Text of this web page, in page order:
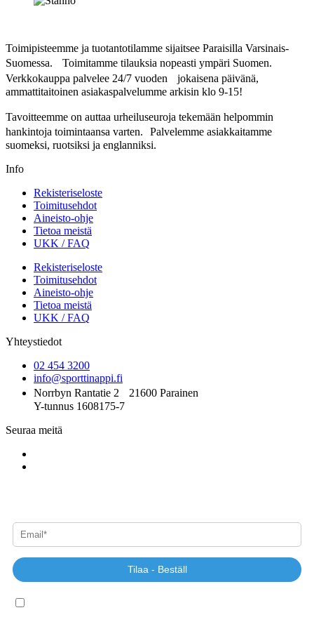
Toimipisteemme ja tuotantotilamme sijaitsee Paraisilla Varsinais-
Suomessa. Toimitamme tilauksia nopeasti ympäri Suomen.
Verkkokauppa palvelee 24/7 vuoden jokaisena päivänä,
ammattitaitoinen asiakaspalvelumme arkisin klo 9-15!
Tavoitteemme on auttaa urheiluseuroja tekemään helpommin
hankintoja toimintaansa varten. Palvelemme asiakkaitamme
suomeksi, ruotsiksi ja englanniksi.
Info
Rekisteriseloste
Toimitusehdot
Aineisto-ohje
Tietoa meistä
UKK / FAQ
Rekisteriseloste
Toimitusehdot
Aineisto-ohje
Tietoa meistä
UKK / FAQ
Yhteystiedot
02 454 3200
info@sporttinappi.fi
Norrbyn Rantatie 2 21600 Parainen
Y-tunnus 1608175-7
Seuraa meitä
Tilaa - Beställ